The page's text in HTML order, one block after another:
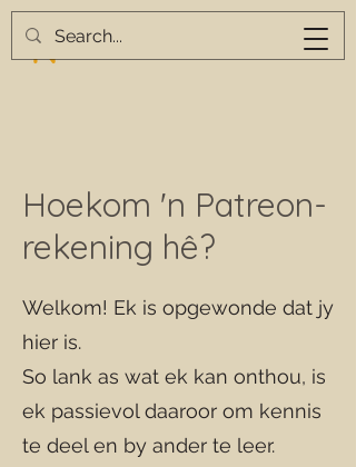
Hoekom 'n Patreon-
rekening hê?
Welkom! Ek is opgewonde dat jy
hier is.
So lank as wat ek kan onthou, is
ek passievol daaroor om kennis
te deel en by ander te leer.